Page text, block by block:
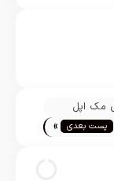
پست بعدی »